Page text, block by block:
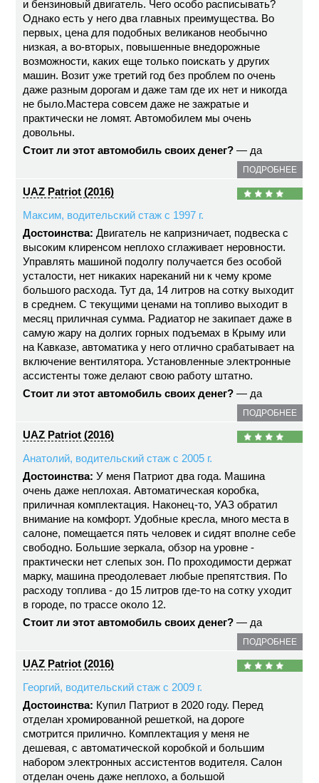
и бензиновый двигатель. Чего особо расписывать?
Однако есть у него два главных преимущества. Во
первых, цена для подобных великанов необычно
низкая, а во-вторых, повышенные внедорожные
возможности, каких еще только поискать у других
машин. Возит уже третий год без проблем по очень
даже разным дорогам и даже там где их нет и никогда
не было.Мастера совсем даже не зажратые и
практически не ломят. Автомобилем мы очень
довольны.
Стоит ли этот автомобиль своих денег? — да
ПОДРОБНЕЕ
UAZ Patriot (2016)
Максим, водительский стаж с 1997 г.
Достоинства: Двигатель не капризничает, подвеска с
высоким клиренсом неплохо сглаживает неровности.
Управлять машиной подолгу получается без особой
усталости, нет никаких нареканий ни к чему кроме
большого расхода. Тут да, 14 литров на сотку выходит
в среднем. С текущими ценами на топливо выходит в
месяц приличная сумма. Радиатор не закипает даже в
самую жару на долгих горных подъемах в Крыму или
на Кавказе, автоматика у него отлично срабатывает на
включение вентилятора. Установленные электронные
ассистенты тоже делают свою работу штатно.
Стоит ли этот автомобиль своих денег? — да
ПОДРОБНЕЕ
UAZ Patriot (2016)
Анатолий, водительский стаж с 2005 г.
Достоинства: У меня Патриот два года. Машина
очень даже неплохая. Автоматическая коробка,
приличная комплектация. Наконец-то, УАЗ обратил
внимание на комфорт. Удобные кресла, много места в
салоне, помещается пять человек и сидят вполне себе
свободно. Большие зеркала, обзор на уровне -
практически нет слепых зон. По проходимости держат
марку, машина преодолевает любые препятствия. По
расходу топлива - до 15 литров где-то на сотку уходит
в городе, по трассе около 12.
Стоит ли этот автомобиль своих денег? — да
ПОДРОБНЕЕ
UAZ Patriot (2016)
Георгий, водительский стаж с 2009 г.
Достоинства: Купил Патриот в 2020 году. Перед
отделан хромированной решеткой, на дороге
смотрится прилично. Комплектация у меня не
дешевая, с автоматической коробкой и большим
набором электронных ассистентов водителя. Салон
отделан очень даже неплохо, а большой